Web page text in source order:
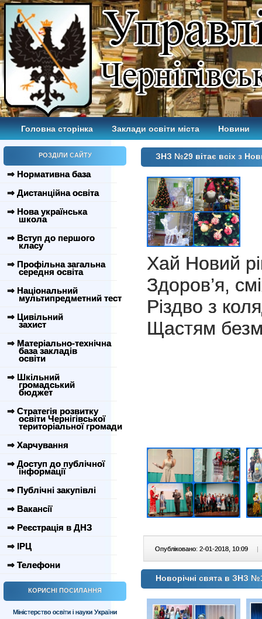
Головна сторінка Заклади освіти міста Новини
РОЗДІЛИ САЙТУ
⇒ Нормативна база
⇒ Дистанційна освіта
⇒ Нова українська
школа
⇒ Вступ до першого
класу
⇒ Профільна загальна
середня освіта
⇒ Національний
мультипредметний тест
⇒ Цивільний
захист
⇒ Матеріально-технічна
база закладів
освіти
⇒ Шкільний
громадський
бюджет
⇒ Стратегія розвитку
освіти Чернігівської
територіальної громади
⇒ Харчування
⇒ Доступ до публічної
інформації
⇒ Публічні закупівлі
⇒ Вакансії
⇒ Реєстрація в ДНЗ
⇒ ІРЦ
⇒ Телефони
КОРИСНІ ПОСИЛАННЯ
Міністерство освіти і науки України
ЗНЗ №29 вітає всіх з
Хай Новий
Здоров’я,
Різдво з
Щастям
Опубліковано: 2-01-2018, 10:09 |
Новорічні свята в ЗНЗ